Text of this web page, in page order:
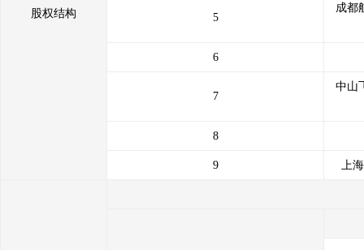
股权结构
5
成都
6
7
中山
8
9 上